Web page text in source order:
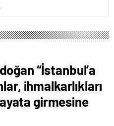
“İstanbul’a
ihmalkarlıkları
girmesine